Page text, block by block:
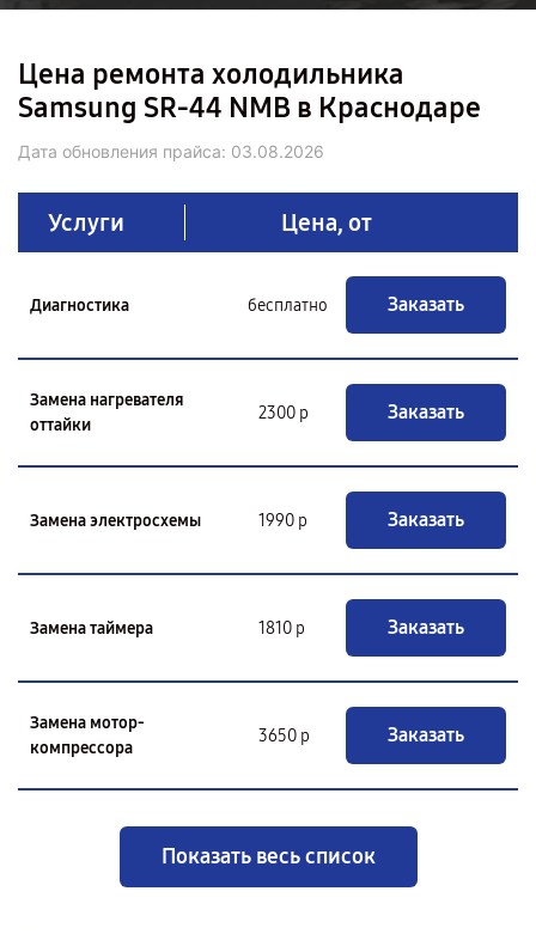
Цена ремонта холодильника
Samsung SR-44 NMB в Краснодаре
Дата обновления прайса: 03.08.2026
Услуги Цена, от
Диагностика бесплатно Заказать
Замена нагревателя
оттайки
2300 р Заказать
Замена электросхемы 1990 р Заказать
Замена таймера 1810 р Заказать
Замена мотор-
компрессора
3650 р Заказать
Показать весь список